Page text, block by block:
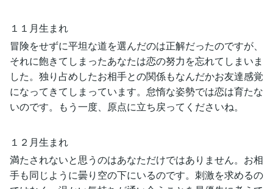
１１月生まれ
冒険をせずに平坦な道を選んだのは正解だったのですが、
それに飽きてしまったあなたは恋の努力を忘れてしまいま
した。独り占めしたお相手との関係もなんだかお友達感覚
になってきてしまっています。怠惰な姿勢では恋は育たな
いのです。もう一度、原点に立ち戻ってくださいね。
１２月生まれ
満たされないと思うのはあなただけではありません。お相
手も同じように曇り空の下にいるのです。刺激を求めるの